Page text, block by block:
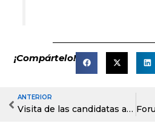
¡Compártelo!
Prev
ANTERIOR
Visita de las candidatas a Reina de Ambato